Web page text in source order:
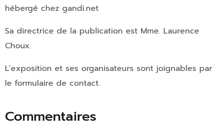
hébergé chez gandi.net
Sa directrice de la publication est Mme. Laurence
Choux.
L’exposition et ses organisateurs sont joignables par
le formulaire de contact.
Commentaires